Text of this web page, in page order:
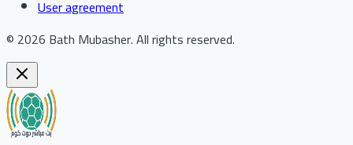
User agreement
© 2026 Bath Mubasher.All rights reserved.